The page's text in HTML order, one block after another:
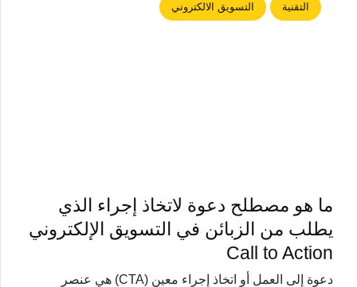
التقنية التسويق الالكتروني
ما هو مصطلح دعوة لاتخاذ إجراء الذي
يطلب من الزبائن في التسويق الإلكتروني
Call to Action
دعوة إلى العمل أو اتخاذ إجراء معين (CTA) هي عنصر